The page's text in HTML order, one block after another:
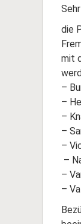
die
mit
–
–
–
–
–
–
–
–